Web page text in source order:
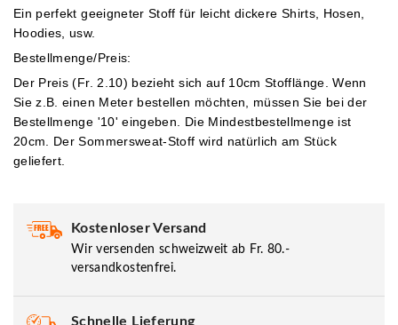
Ein perfekt geeigneter Stoff für leicht dickere Shirts, Hosen,
Hoodies, usw.
Bestellmenge/Preis:
Der Preis (Fr. 2.10) bezieht sich auf 10cm Stofflänge. Wenn
Sie z.B. einen Meter bestellen möchten, müssen Sie bei der
Bestellmenge '10' eingeben. Die Mindestbestellmenge ist
20cm. Der Sommersweat-Stoff wird natürlich am Stück
geliefert.
Kostenloser Versand
Wir versenden schweizweit ab Fr. 80.-
versandkostenfrei.
Schnelle Lieferung